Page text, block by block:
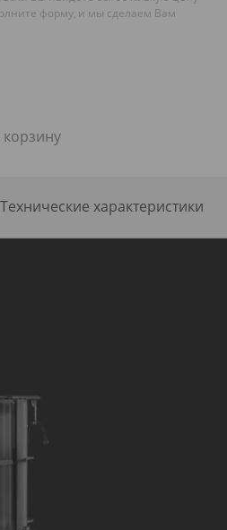
форму, и мы сделаем Вам
корзину
Технические характеристики